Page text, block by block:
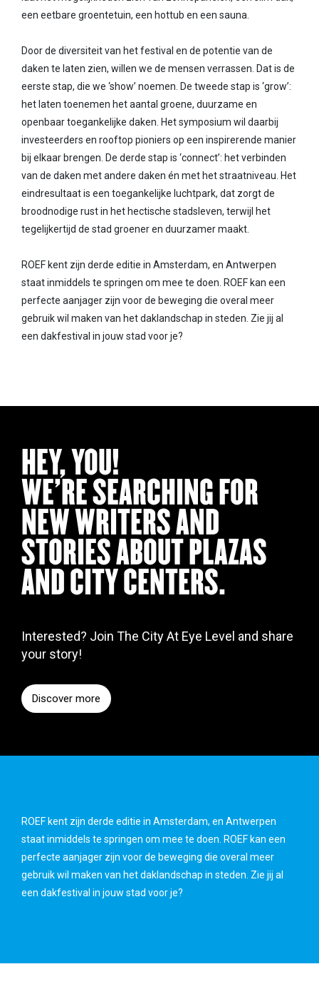
een eetbare groentetuin, een hottub en een sauna.
Door de diversiteit van het festival en de potentie van de
daken te laten zien, willen we de mensen verrassen. Dat is de
eerste stap, die we ‘show’ noemen. De tweede stap is ‘grow’:
het laten toenemen het aantal groene, duurzame en
openbaar toegankelijke daken. Het symposium wil daarbij
investeerders en rooftop pioniers op een inspirerende manier
bij elkaar brengen. De derde stap is ‘connect’: het verbinden
van de daken met andere daken én met het straatniveau. Het
eindresultaat is een toegankelijke luchtpark, dat zorgt de
broodnodige rust in het hectische stadsleven, terwijl het
tegelijkertijd de stad groener en duurzamer maakt.
ROEF kent zijn derde editie in Amsterdam, en Antwerpen
staat inmiddels te springen om mee te doen. ROEF kan een
perfecte aanjager zijn voor de beweging die overal meer
gebruik wil maken van het daklandschap in steden. Zie jij al
een dakfestival in jouw stad voor je?
HEY, YOU!
WE’RE SEARCHING FOR
NEW WRITERS AND
STORIES ABOUT PLAZAS
AND CITY CENTERS.
Interested? Join The City At Eye Level and share
your story!
Discover more
ROEF kent zijn derde editie in Amsterdam, en Antwerpen
staat inmiddels te springen om mee te doen. ROEF kan een
perfecte aanjager zijn voor de beweging die overal meer
gebruik wil maken van het daklandschap in steden. Zie jij al
een dakfestival in jouw stad voor je?